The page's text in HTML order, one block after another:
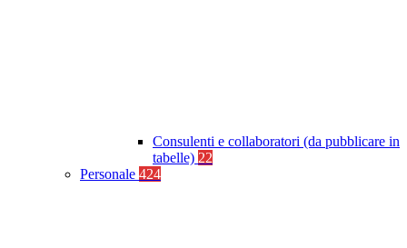
Consulenti e collaboratori (da pubblicare in
tabelle) 22
Personale 424